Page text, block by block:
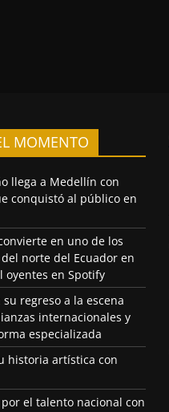
MOMENTO
llega a Medellín con
conquistó al público en
en uno de los
norte del Ecuador en
oyentes en Spotify
regreso a la escena
internacionales y
especializada
historia artística con
por el talento nacional con